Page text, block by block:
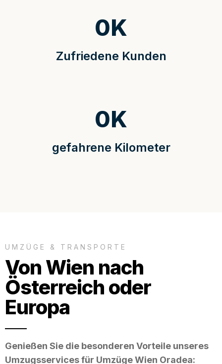
Zufriedene Kunden
0K
gefahrene Kilometer
0K
UMZÜGE & TRANSPORTE
Von Wien nach
Österreich oder
Europa
Genießen Sie die besonderen Vorteile unseres
Umzugsservices für Umzüge Wien Oradea: